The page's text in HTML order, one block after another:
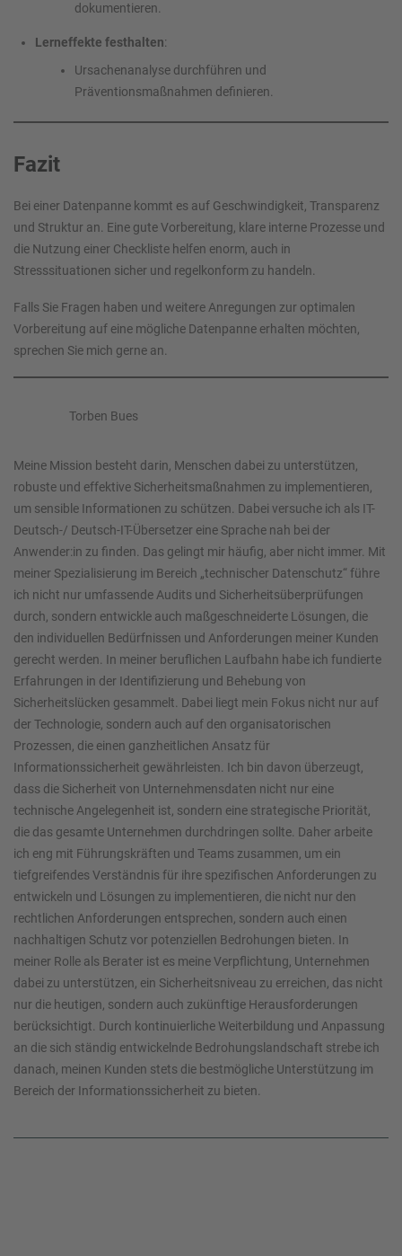
dokumentieren.
Lerneffekte festhalten:
Ursachenanalyse durchführen und
Präventionsmaßnahmen definieren.
Fazit
Bei einer Datenpanne kommt es auf Geschwindigkeit, Transparenz
und Struktur an. Eine gute Vorbereitung, klare interne Prozesse und
die Nutzung einer Checkliste helfen enorm, auch in
Stresssituationen sicher und regelkonform zu handeln.
Falls Sie Fragen haben und weitere Anregungen zur optimalen
Vorbereitung auf eine mögliche Datenpanne erhalten möchten,
sprechen Sie mich gerne an.
Torben Bues
Meine Mission besteht darin, Menschen dabei zu unterstützen,
robuste und effektive Sicherheitsmaßnahmen zu implementieren,
um sensible Informationen zu schützen. Dabei versuche ich als IT-
Deutsch-/ Deutsch-IT-Übersetzer eine Sprache nah bei der
Anwender:in zu finden. Das gelingt mir häufig, aber nicht immer. Mit
meiner Spezialisierung im Bereich „technischer Datenschutz“ führe
ich nicht nur umfassende Audits und Sicherheitsüberprüfungen
durch, sondern entwickle auch maßgeschneiderte Lösungen, die
den individuellen Bedürfnissen und Anforderungen meiner Kunden
gerecht werden. In meiner beruflichen Laufbahn habe ich fundierte
Erfahrungen in der Identifizierung und Behebung von
Sicherheitslücken gesammelt. Dabei liegt mein Fokus nicht nur auf
der Technologie, sondern auch auf den organisatorischen
Prozessen, die einen ganzheitlichen Ansatz für
Informationssicherheit gewährleisten. Ich bin davon überzeugt,
dass die Sicherheit von Unternehmensdaten nicht nur eine
technische Angelegenheit ist, sondern eine strategische Priorität,
die das gesamte Unternehmen durchdringen sollte. Daher arbeite
ich eng mit Führungskräften und Teams zusammen, um ein
tiefgreifendes Verständnis für ihre spezifischen Anforderungen zu
entwickeln und Lösungen zu implementieren, die nicht nur den
rechtlichen Anforderungen entsprechen, sondern auch einen
nachhaltigen Schutz vor potenziellen Bedrohungen bieten. In
meiner Rolle als Berater ist es meine Verpflichtung, Unternehmen
dabei zu unterstützen, ein Sicherheitsniveau zu erreichen, das nicht
nur die heutigen, sondern auch zukünftige Herausforderungen
berücksichtigt. Durch kontinuierliche Weiterbildung und Anpassung
an die sich ständig entwickelnde Bedrohungslandschaft strebe ich
danach, meinen Kunden stets die bestmögliche Unterstützung im
Bereich der Informationssicherheit zu bieten.